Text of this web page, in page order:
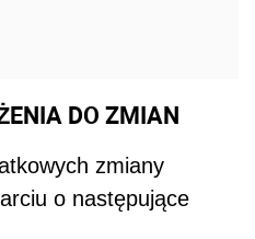
DO ZMIAN
zmiany
o następujące